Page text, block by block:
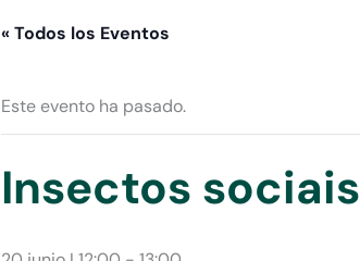
« Todos los Eventos
Este evento ha pasado.
Insectos sociais